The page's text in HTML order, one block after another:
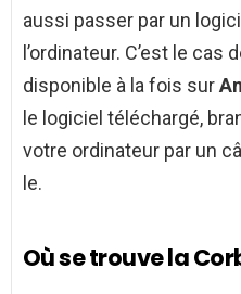
aussi passer par un
l’ordinateur. C’est le cas
disponible à la fois sur
le logiciel téléchargé,
votre ordinateur par un
le.
Où se trouve la